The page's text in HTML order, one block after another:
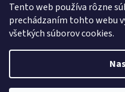
Tento web používa rôzne
prechádzaním tohto webu
všetkých súborov cookies.
Copyright 2026